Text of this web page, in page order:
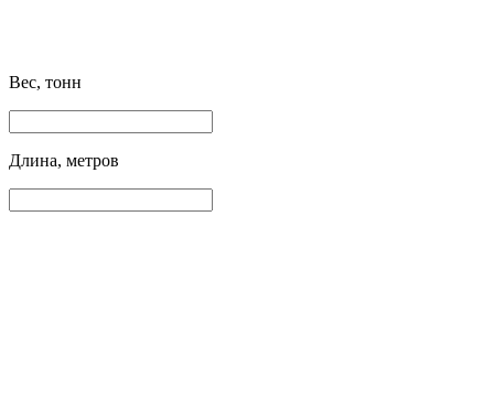
Вес, тонн
Длина, метров